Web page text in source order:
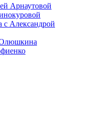
Арнаутовой
с Александрой
Олюшкина